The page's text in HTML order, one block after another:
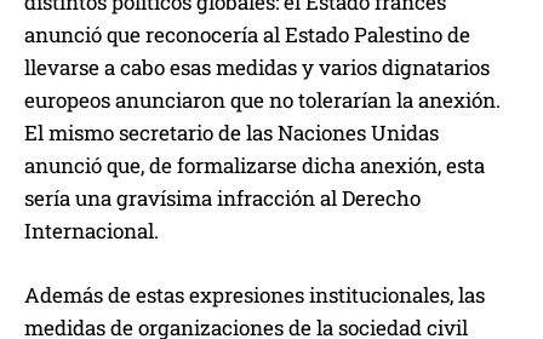
anunció que reconocería al Estado Palestino de
llevarse a cabo esas medidas y varios dignatarios
europeos anunciaron que no tolerarían la anexión.
El mismo secretario de las Naciones Unidas
anunció que, de formalizarse dicha anexión, esta
sería una gravísima infracción al Derecho
Internacional.
Además de estas expresiones institucionales, las
medidas de organizaciones de la sociedad civil